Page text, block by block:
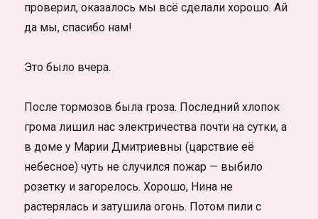
проверил, оказалось мы всё сделали хорошо. Ай
да мы, спасибо нам!
Это было вчера.
После тормозов была гроза. Последний хлопок
грома лишил нас электричества почти на сутки, а
в доме у Марии Дмитриевны (царствие её
небесное) чуть не случился пожар — выбило
розетку и загорелось. Хорошо, Нина не
растерялась и затушила огонь. Потом пили с